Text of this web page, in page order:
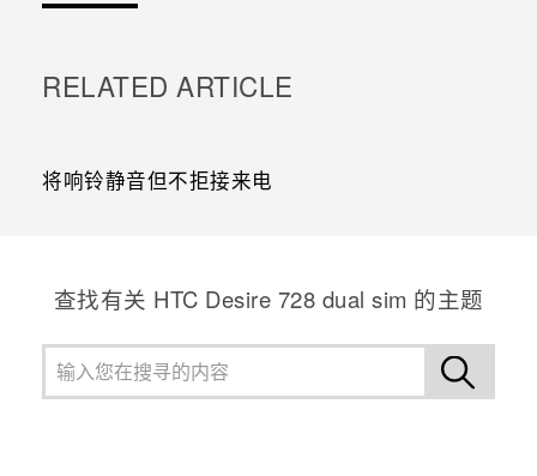
RELATED ARTICLE
将响铃静音但不拒接来电
查找有关 HTC Desire 728 dual sim 的主题